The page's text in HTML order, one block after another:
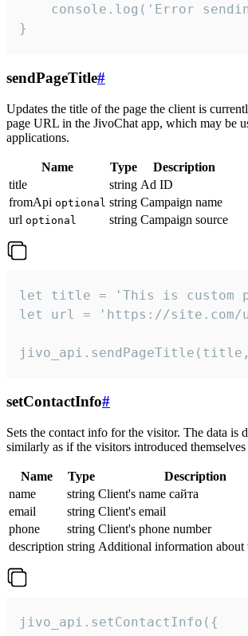
console.log('Error
}
sendPageTitle#
Updates the title of the page the client is
page URL in the JivoChat app, which may be
applications.
Name Type
Description
title
string Ad ID
fromApi optional string Campaign name
url optional string Campaign source
let title = 'This is custom
let url = 'https://site.com/
setContactInfo#
Sets the contact info for the visitor. The data is
similarly as if the visitors introduced
Name Type
Description
name
string Client's name сайта
email
string Client's email
phone
string Client's phone number
description string Additional information about
jivo_api.setContactInfo({